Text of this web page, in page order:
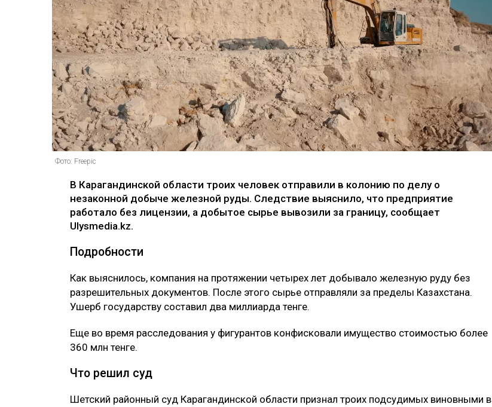
Фото: Freepic
В Карагандинской области троих человек отправили в колонию по делу о
незаконной добыче железной руды. Следствие выяснило, что предприятие
работало без лицензии, а добытое сырье вывозили за границу, сообщает
Ulysmedia.kz.
Подробности
Как выяснилось, компания на протяжении четырех лет добывало железную руду без
разрешительных документов. После этого сырье отправляли за пределы Казахстана.
Ушерб государству составил два миллиарда тенге.
Еще во время расследования у фигурантов конфисковали имущество стоимостью более
360 млн тенге.
Что решил суд
Шетский районный суд Карагандинской области признал троих подсудимых виновными в